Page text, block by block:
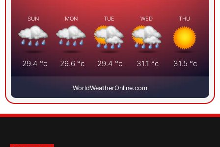
SUN
29.4 °c
MON
29.6 °c
TUE
29.4 °c
WED
31.1 °c
THU
31.5 °c
WorldWeatherOnline.com